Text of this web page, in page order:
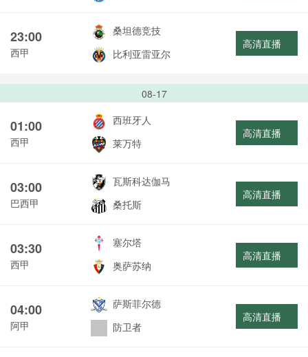
23:00
西甲
桑坦德竞技
比利亚雷亚尔
高清直播
08-17
01:00
西甲
西班牙人
莱万特
高清直播
03:00
巴西甲
瓦斯科达伽马
桑托斯
高清直播
03:30
西甲
塞尔塔
奥萨苏纳
高清直播
04:00
阿甲
萨斯菲尔德
防卫者
高清直播